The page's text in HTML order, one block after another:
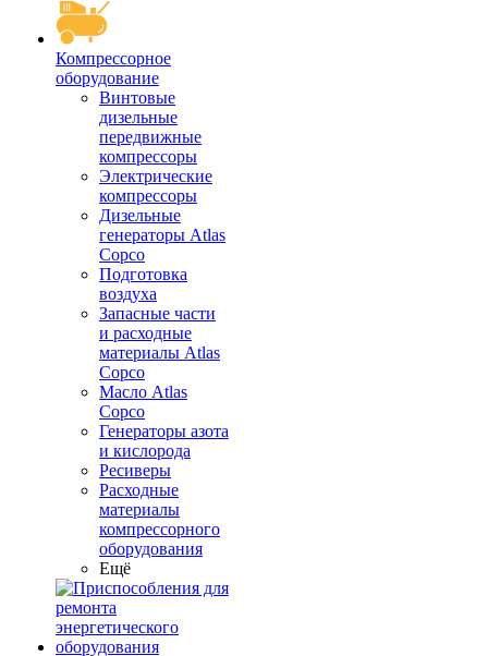
Компрессорное
оборудование
Винтовые
дизельные
передвижные
компрессоры
Электрические
компрессоры
Дизельные
генераторы Atlas
Copco
Подготовка
воздуха
Запасные части
и расходные
материалы Atlas
Copco
Масло Atlas
Copco
Генераторы азота
и кислорода
Ресиверы
Расходные
материалы
компрессорного
оборудования
Ещё